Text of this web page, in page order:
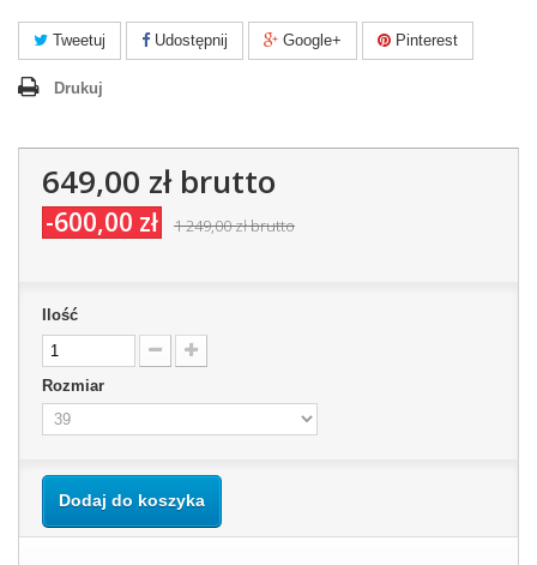
Tweetuj Udostępnij Google+ Pinterest
Drukuj
649,00 złbrutto
-600,00 zł 1 249,00 złbrutto
Ilość
Rozmiar
Dodaj do koszyka